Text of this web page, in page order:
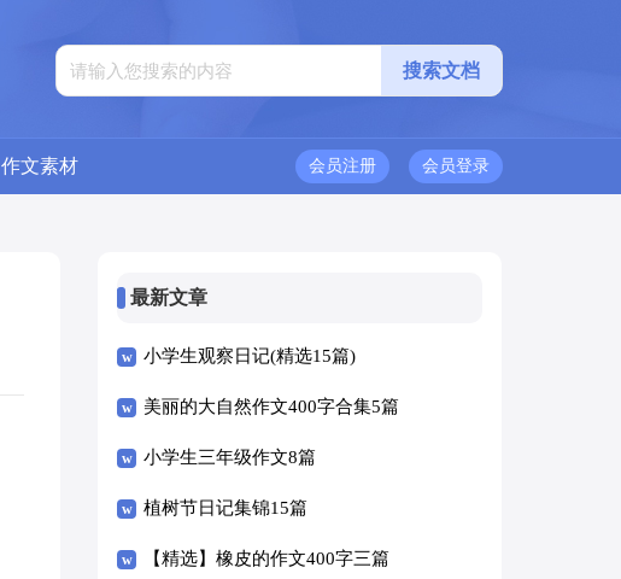
作文素材 会员登录
会员注册
最新文章
小学生观察日记(精选15篇)
美丽的大自然作文400字合集5篇
小学生三年级作文8篇
植树节日记集锦15篇
【精选】橡皮的作文400字三篇